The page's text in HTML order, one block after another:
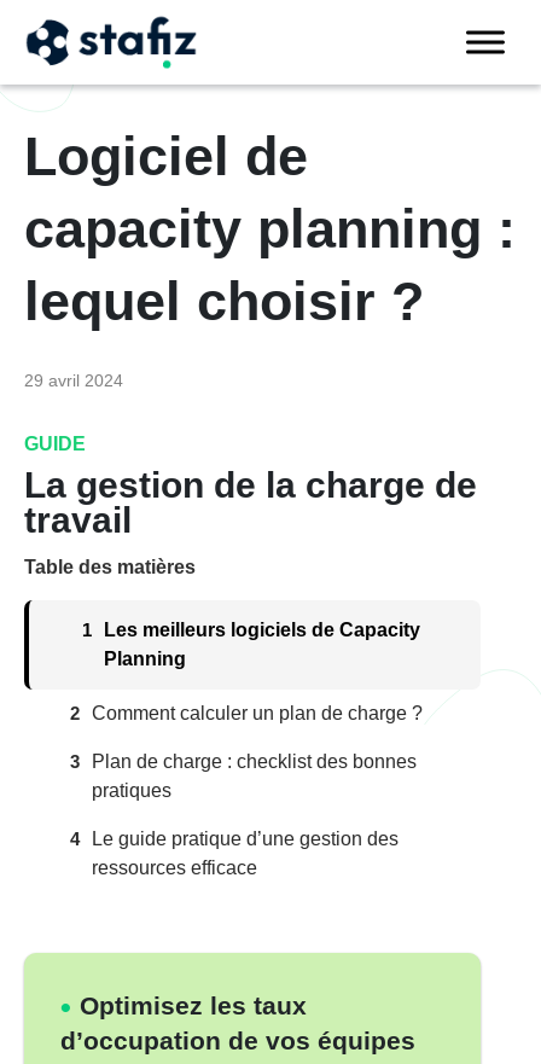
Logiciel de
capacity planning :
lequel choisir ?
29 avril 2024
GUIDE
La gestion de la charge de
travail
Table des matières
1
Les meilleurs logiciels de Capacity
Planning
2 Comment calculer un plan de charge ?
3
Plan de charge : checklist des bonnes
pratiques
4
Le guide pratique d’une gestion des
ressources efficace
Optimisez les taux
d’occupation de vos équipes